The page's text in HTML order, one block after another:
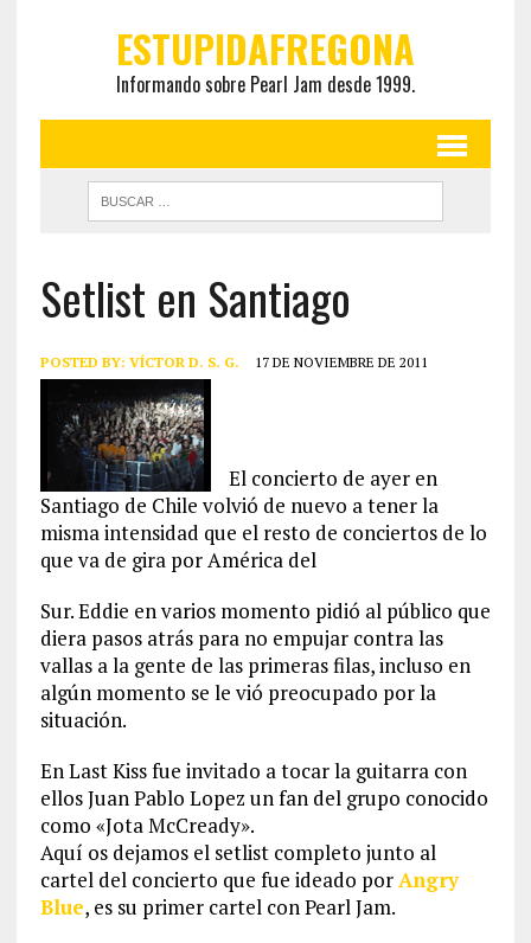
ESTUPIDAFREGONA
Informando sobre Pearl Jam desde 1999.
Setlist en Santiago
POSTED BY: VÍCTOR D. S. G. 17 DE NOVIEMBRE DE 2011
El concierto de ayer en
Santiago de Chile volvió de nuevo a tener la
misma intensidad que el resto de conciertos de lo
que va de gira por América del
Sur. Eddie en varios momento pidió al público que
diera pasos atrás para no empujar contra las
vallas a la gente de las primeras filas, incluso en
algún momento se le vió preocupado por la
situación.
En Last Kiss fue invitado a tocar la guitarra con
ellos Juan Pablo Lopez un fan del grupo conocido
como «Jota McCready».
Aquí os dejamos el setlist completo junto al
cartel del concierto que fue ideado porAngry
Blue, es su primer cartel con Pearl Jam.